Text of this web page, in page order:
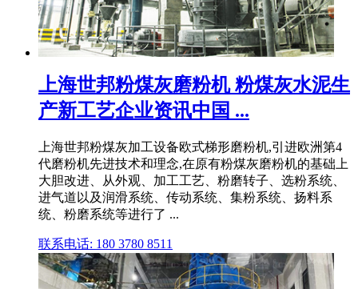
上海世邦粉煤灰磨粉机 粉煤灰水泥生
产新工艺企业资讯中国 ...
上海世邦粉煤灰加工设备欧式梯形磨粉机,引进欧洲第4
代磨粉机先进技术和理念,在原有粉煤灰磨粉机的基础上
大胆改进、从外观、加工工艺、粉磨转子、选粉系统、
进气道以及润滑系统、传动系统、集粉系统、扬料系
统、粉磨系统等进行了 ...
联系电话: 180 3780 8511